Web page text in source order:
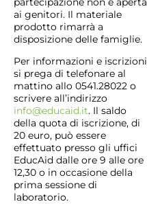
ai genitori. Il materiale
prodotto rimarrà a
disposizione delle famiglie.
Per informazioni e iscrizioni
si prega di telefonare al
mattino allo 0541.28022 o
scrivere all’indirizzo
info@educaid.it. Il saldo
della quota di iscrizione, di
20 euro, può essere
effettuato presso gli uffici
EducAid dalle ore 9 alle ore
12,30 o in occasione della
prima sessione di
laboratorio.